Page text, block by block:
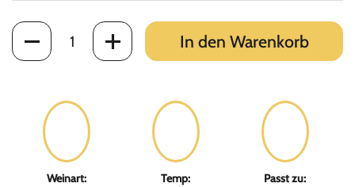
Anzahl
In den Warenkorb
Weinart:
Temp:
Passt zu: